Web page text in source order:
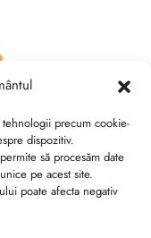
precum cookie-
dispozitiv.
să procesăm date
pe acest site.
poate afecta negativ
S.R.L.
CAEN 1520
2, Bucuresti